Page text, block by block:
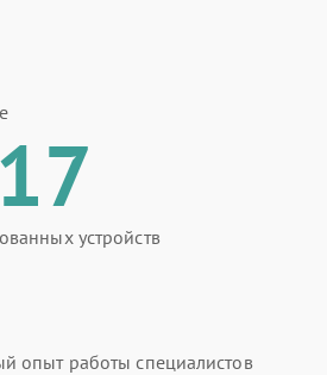
устройств
опыт работы специалистов